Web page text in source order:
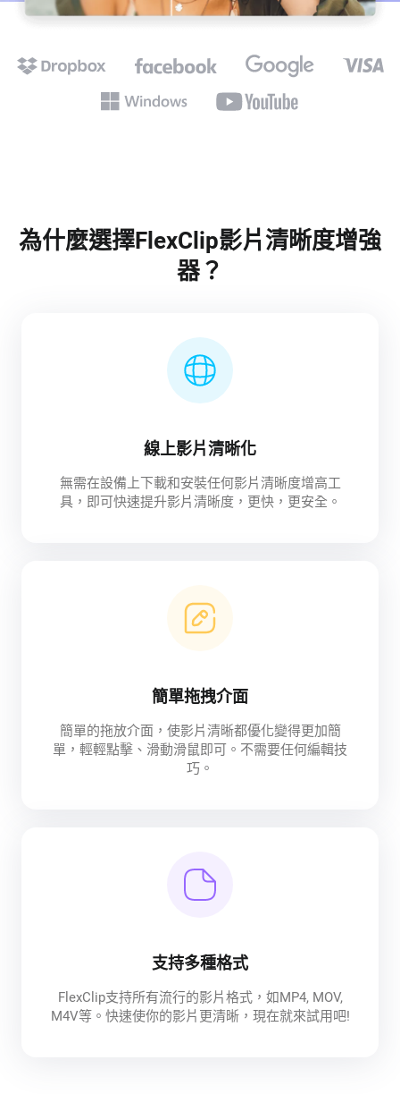
為什麼選擇FlexClip影片清晰度增強
器？
線上影片清晰化
無需在設備上下載和安裝任何影片清晰度增高工
具，即可快速提升影片清晰度，更快，更安全。
簡單拖拽介面
簡單的拖放介面，使影片清晰都優化變得更加簡
單，輕輕點擊、滑動滑鼠即可。不需要任何編輯技
巧。
支持多種格式
FlexClip支持所有流行的影片格式，如MP4, MOV,
M4V等。快速使你的影片更清晰，現在就來試用吧!